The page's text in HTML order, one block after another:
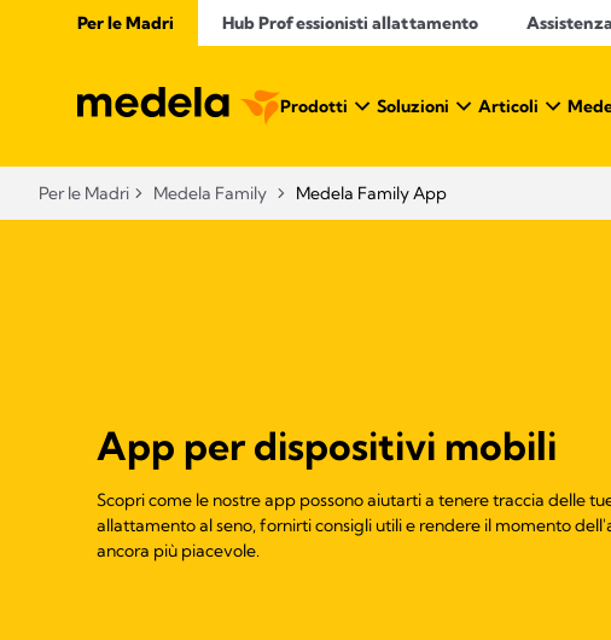
Per le Madri Hub Professionisti allattamento​
Prodotti Soluzioni Articoli
Per le Madri Medela Family Medela Family App
App per dispositivi mobili
Scopri come le nostre app possono aiutarti a tenere traccia delle
allattamento al seno, fornirti consigli utili e rendere il momento
ancora più piacevole.